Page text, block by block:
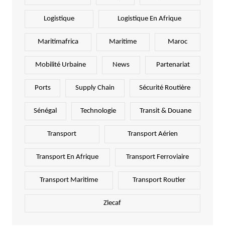
Logistique Logistique En Afrique
Maritimafrica Maritime Maroc
Mobilité Urbaine News Partenariat
Ports Supply Chain Sécurité Routière
Sénégal Technologie Transit & Douane
Transport Transport Aérien
Transport En Afrique Transport Ferroviaire
Transport Maritime Transport Routier
Zlecaf